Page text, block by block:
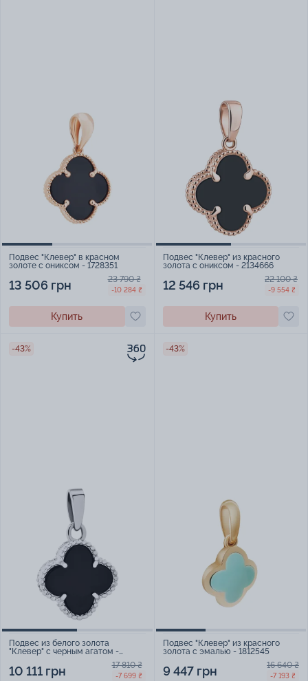
Подвес "Клевер" в красном
золоте с ониксом - 1728351
13 506 грн 23 790 ₴
-10 284 ₴
Купить
Подвес "Клевер" из красного
золота с ониксом - 2134666
12 546 грн 22 100 ₴
-9 554 ₴
Купить
-43%
Подвес из белого золота
"Клевер" с черным агатом -
10 111 грн 17 810 ₴
-7 699 ₴
-43%
Подвес "Клевер" из красного
золота с эмалью - 1812545
9 447 грн 16 640 ₴
-7 193 ₴